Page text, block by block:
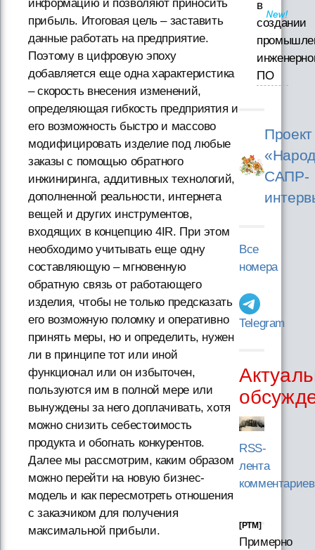
информацию и позволяют приносить
прибыль. Итоговая цель – заставить
данные работать на предприятие.
Поэтому в цифровую эпоху
добавляется еще одна характеристика
– скорость внесения изменений,
определяющая гибкость предприятия и
его возможность быстро и массово
модифицировать изделие под любые
заказы с помощью обратного
инжиниринга, аддитивных технологий,
дополненной реальности, интернета
вещей и других инструментов,
входящих в концепцию 4IR. При этом
необходимо учитывать еще одну
составляющую – мгновенную
обратную связь от работающего
изделия, чтобы не только предсказать
его возможную поломку и оперативно
принять меры, но и определить, нужен
ли в принципе тот или иной
функционал или он избыточен,
пользуются им в полной мере или
вынуждены за него доплачивать, хотя
можно снизить себестоимость
продукта и обогнать конкурентов.
Далее мы рассмотрим, каким образом
можно перейти на новую бизнес-
модель и как пересмотреть отношения
с заказчиком для получения
максимальной прибыли.
в
создании
ПО
Проект
САПР-
Все
номера
Telegram
RSS-
лента
комментариев
[PTM]
Примерно